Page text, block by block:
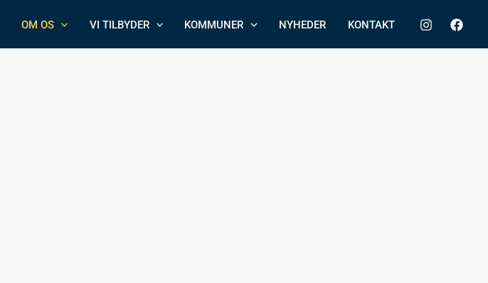
OM OS VI TILBYDER KOMMUNER NYHEDER KONTAKT